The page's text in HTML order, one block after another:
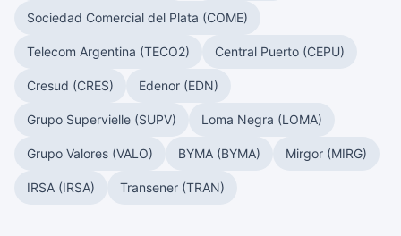
Sociedad Comercial del Plata (COME)
Telecom Argentina (TECO2) Central Puerto (CEPU)
Cresud (CRES) Edenor (EDN)
Grupo Supervielle (SUPV) Loma Negra (LOMA)
Grupo Valores (VALO) BYMA (BYMA) Mirgor (MIRG)
IRSA (IRSA) Transener (TRAN)